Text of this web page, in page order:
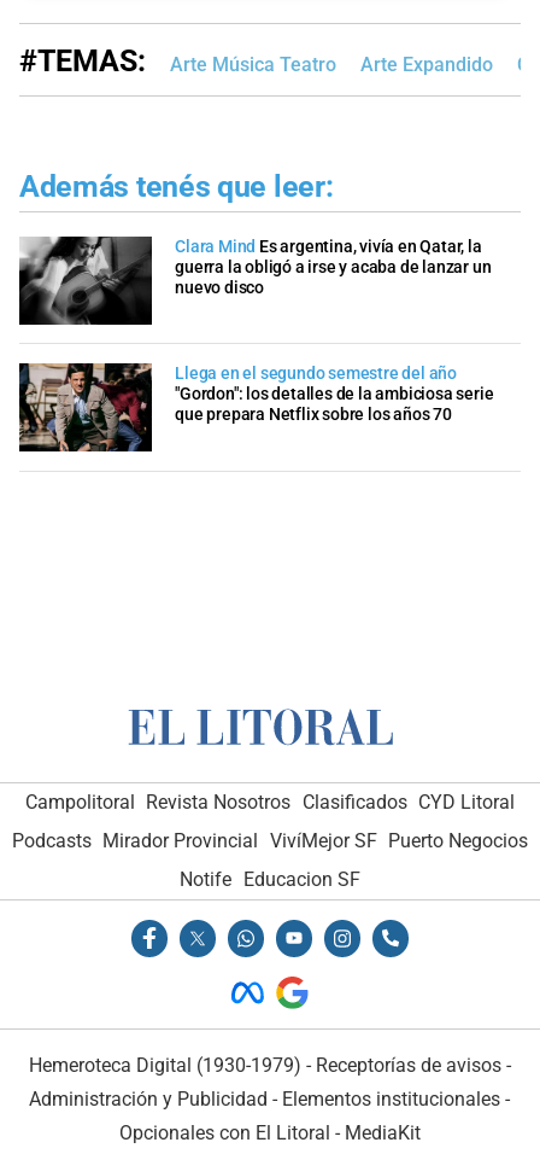
#TEMAS: Arte Música Teatro Arte Expandido
Además tenés que leer:
Clara Mind Es argentina, vivía en Qatar, la
guerra la obligó a irse y acaba de lanzar un
nuevo disco
Llega en el segundo semestre del año
"Gordon": los detalles de la ambiciosa serie
que prepara Netflix sobre los años 70
Campolitoral Revista Nosotros Clasificados CYD Litoral
Podcasts Mirador Provincial VivíMejor SF Puerto Negocios
Notife
Educacion SF
Hemeroteca Digital (1930-1979) - Receptorías de avisos -
Administración y Publicidad - Elementos institucionales -
Opcionales con El Litoral - MediaKit